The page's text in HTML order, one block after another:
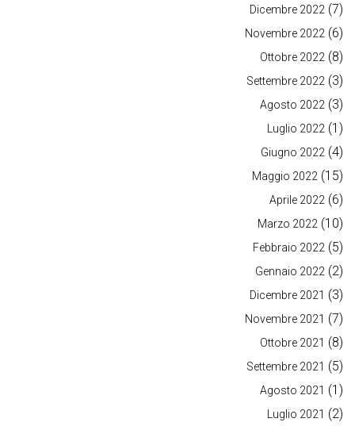
Dicembre 2022 (7)
Novembre 2022 (6)
Ottobre 2022 (8)
Settembre 2022 (3)
Agosto 2022 (3)
Luglio 2022 (1)
Giugno 2022 (4)
Maggio 2022 (15)
Aprile 2022 (6)
Marzo 2022 (10)
Febbraio 2022 (5)
Gennaio 2022 (2)
Dicembre 2021 (3)
Novembre 2021 (7)
Ottobre 2021 (8)
Settembre 2021 (5)
Agosto 2021 (1)
Luglio 2021 (2)